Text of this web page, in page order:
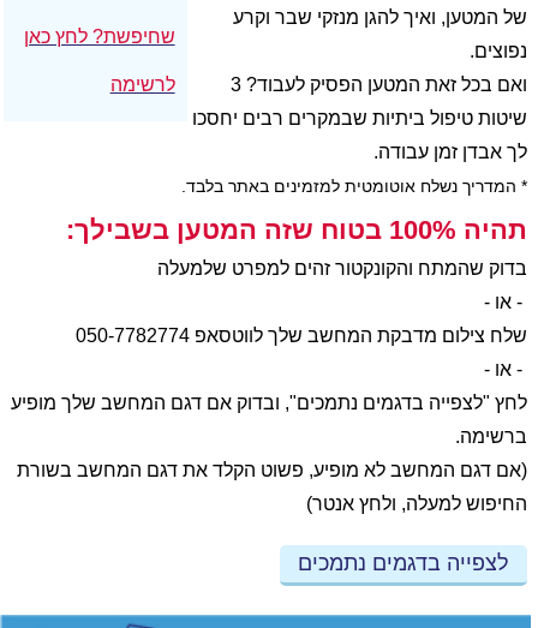
שחיפשת? לחץ כאן
לרשימה
של המטען, ואיך להגן מנזקי שבר וקרע
נפוצים.
ואם בכל זאת המטען הפסיק לעבוד? 3
שיטות טיפול ביתיות שבמקרים רבים יחסכו
לך אבדן זמן עבודה.
* המדריך נשלח אוטומטית למזמינים באתר בלבד.
תהיה 100% בטוח שזה המטען בשבילך:
בדוק שהמתח והקונקטור זהים למפרט שלמעלה
- או -
שלח צילום מדבקת המחשב שלך לווטסאפ 050-7782774
- או -
לחץ "לצפייה בדגמים נתמכים", ובדוק אם דגם המחשב שלך מופיע
ברשימה.
(אם דגם המחשב לא מופיע, פשוט הקלד את דגם המחשב בשורת
החיפוש למעלה, ולחץ אנטר)
לצפייה בדגמים נתמכים